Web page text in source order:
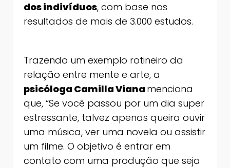
dos indivíduos, com base nos
resultados de mais de 3.000 estudos.
Trazendo um exemplo rotineiro da
relação entre mente e arte, a
psicóloga Camilla Viana menciona
que, “Se você passou por um dia super
estressante, talvez apenas queira ouvir
uma música, ver uma novela ou assistir
um filme. O objetivo é entrar em
contato com uma produção que seja